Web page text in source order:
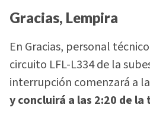
Gracias, Lempira
En Gracias, personal
circuito LFL-L334 de la
interrupción comenzará a
y concluirá a las 2:20 de la